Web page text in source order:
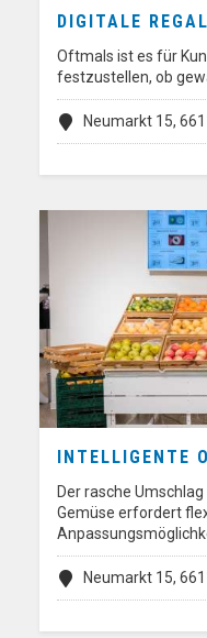
DIGITALE
Oftmals ist es für
festzustellen, ob
Neumarkt 15,
INTELLIGENTE
Der rasche
Gemüse erfordert
Neumarkt 15,